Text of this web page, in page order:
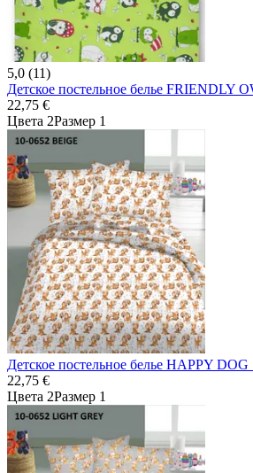
5,0 (11)
Детское постельное белье FRIENDLY
22,75 €
Цвета 2Размер 1
Детское постельное белье HAPPY
22,75 €
Цвета 2Размер 1